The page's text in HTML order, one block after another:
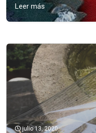
Leer más
julio 13, 2020